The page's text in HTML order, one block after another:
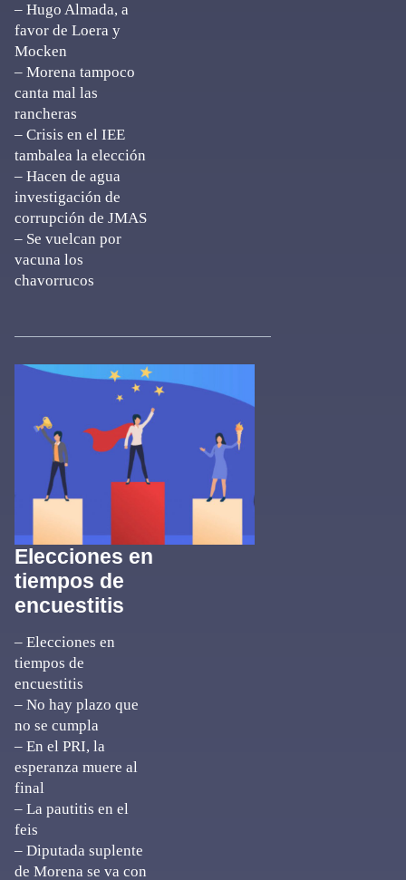
– Hugo Almada, a
favor de Loera y
Mocken
– Morena tampoco
canta mal las
rancheras
– Crisis en el IEE
tambalea la elección
– Hacen de agua
investigación de
corrupción de JMAS
– Se vuelcan por
vacuna los
chavorrucos
Elecciones en
tiempos de
encuestitis
– Elecciones en
tiempos de
encuestitis
– No hay plazo que
no se cumpla
– En el PRI, la
esperanza muere al
final
– La pautitis en el
feis
– Diputada suplente
de Morena se va con